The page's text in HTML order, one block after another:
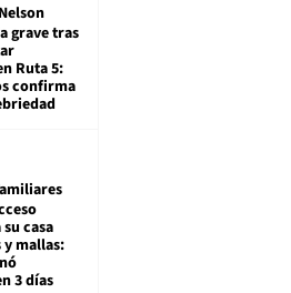
Nelson
grave tras
Ruta 5:
confirma
casa
mallas:
3 días